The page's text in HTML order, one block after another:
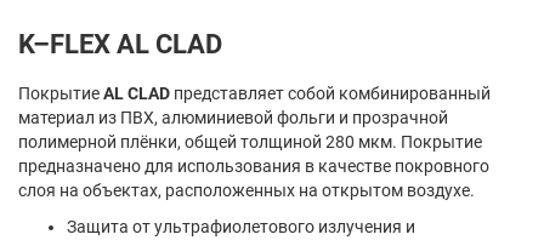
K–FLEX AL CLAD
ПокрытиеAL CLAD представляет собой комбинированный
материал из ПВХ, алюминиевой фольги и прозрачной
полимерной плёнки, общей толщиной 280 мкм. Покрытие
предназначено для использования в качестве покровного
слоя на объектах, расположенных на открытом воздухе.
Защита от ультрафиолетового излучения и